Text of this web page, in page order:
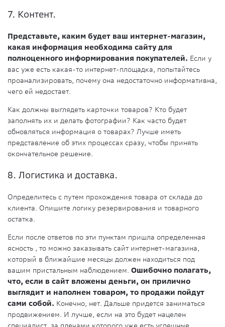
7. Контент.
Представьте, каким будет ваш интернет-магазин,
какая информация необходима сайту для
полноценного информирования покупателей. Если у
вас уже есть какая-то интернет-площадка, попытайтесь
проанализировать, почему она недостаточно информативна,
чего ей недостает.
Как должны выглядеть карточки товаров? Кто будет
заполнять их и делать фотографии? Как часто будет
обновляться информация о товарах? Лучше иметь
представление об этих процессах сразу, чтобы принять
окончательное решение.
8. Логистика и доставка.
Определитесь с путем прохождения товара от склада до
клиента. Опишите логику резервирования и товарного
остатка.
Если после ответов по эти пунктам пришла определенная
ясность , то можно заказывать сайт интернет-магазина,
который в ближайшие месяцы должен находиться под
вашим пристальным наблюдением. Ошибочно полагать,
что, если в сайт вложены деньги, он прилично
выглядит и наполнен товаром, то продажи пойдут
сами собой. Конечно, нет. Дальше придется заниматься
продвижением. И лучше, если на это будет нацелен